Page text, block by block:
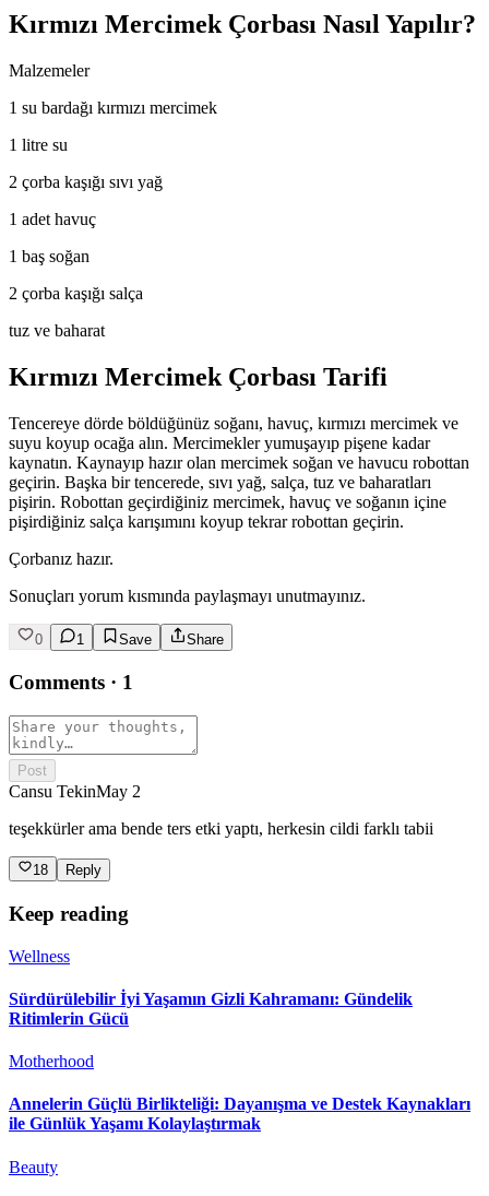
Kırmızı Mercimek Çorbası Nasıl Yapılır?
Malzemeler
1 su bardağı kırmızı mercimek
1 litre su
2 çorba kaşığı sıvı yağ
1 adet havuç
1 baş soğan
2 çorba kaşığı salça
tuz ve baharat
Kırmızı Mercimek Çorbası Tarifi
Tencereye dörde böldüğünüz soğanı, havuç, kırmızı mercimek ve
suyu koyup ocağa alın. Mercimekler yumuşayıp pişene kadar
kaynatın. Kaynayıp hazır olan mercimek soğan ve havucu robottan
geçirin. Başka bir tencerede, sıvı yağ, salça, tuz ve baharatları
pişirin. Robottan geçirdiğiniz mercimek, havuç ve soğanın içine
pişirdiğiniz salça karışımını koyup tekrar robottan geçirin.
Çorbanız hazır.
Sonuçları yorum kısmında paylaşmayı unutmayınız.
0 1 Save Share
Comments · 1
Post
Cansu TekinMay 2
teşekkürler ama bende ters etki yaptı, herkesin cildi farklı tabii
18 Reply
Keep reading
Wellness
Sürdürülebilir İyi Yaşamın Gizli Kahramanı: Gündelik
Ritimlerin Gücü
Motherhood
Annelerin Güçlü Birlikteliği: Dayanışma ve Destek Kaynakları
ile Günlük Yaşamı Kolaylaştırmak
Beauty